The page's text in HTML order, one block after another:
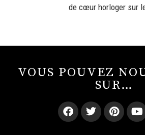
de cœur horloger sur
VOUS POUVEZ
SUR…